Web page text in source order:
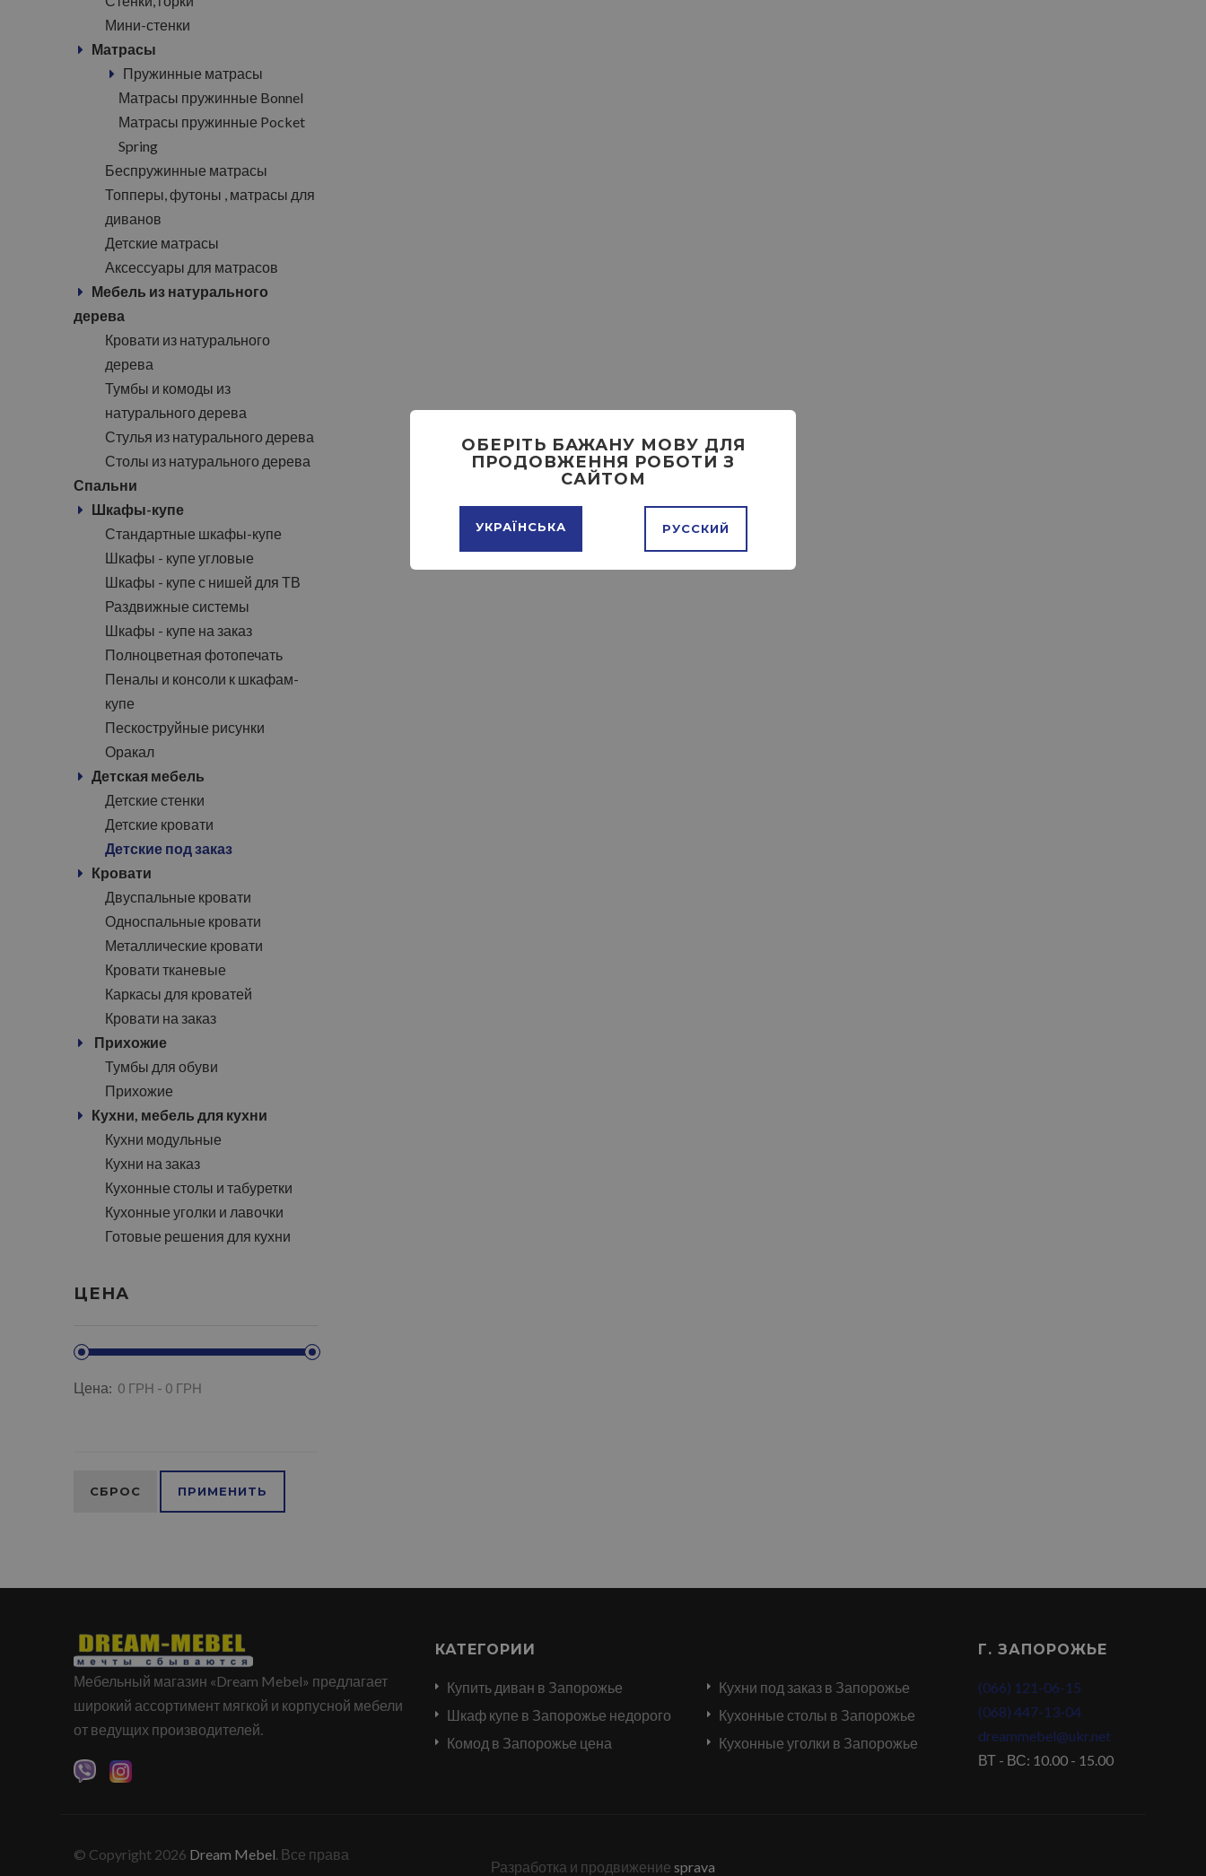
Мини-стенки
Матрасы
Пружинные матрасы
Матрасы пружинные Bonnel
Матрасы пружинные Pocket
Spring
Беспружинные матрасы
Топперы, футоны , матрасы для
диванов
Детские матрасы
Аксессуары для матрасов
Мебель из натурального
дерева
Кровати из натурального
дерева
Тумбы и комоды из
натурального дерева
Стулья из натурального дерева
Столы из натурального дерева
Спальни
Шкафы-купе
Стандартные шкафы-купе
Шкафы - купе угловые
Шкафы - купе с нишей для ТВ
Раздвижные системы
Шкафы - купе на заказ
Полноцветная фотопечать
Пеналы и консоли к шкафам-
купе
Пескоструйные рисунки
Оракал
Детская мебель
Детские стенки
Детские кровати
Детские под заказ
Кровати
Двуспальные кровати
Односпальные кровати
Металлические кровати
Кровати тканевые
Каркасы для кроватей
Кровати на заказ
Прихожие
Тумбы для обуви
Прихожие
Кухни, мебель для кухни
Кухни модульные
Кухни на заказ
Кухонные столы и табуретки
Кухонные уголки и лавочки
Готовые решения для кухни
ЦЕНА
Цена:
СБРОС ПРИМЕНИТЬ
Мебельный магазин «Dream Mebel» предлагает
широкий ассортимент мягкой и корпусной мебели
от ведущих производителей.
КАТЕГОРИИ
Купить диван в Запорожье
Шкаф купе в Запорожье недорого
Комод в Запорожье цена
Кухни под заказ в Запорожье
Кухонные столы в Запорожье
Кухонные уголки в Запорожье
Г. ЗАПОРОЖЬЕ
(066) 121-06-15
(068) 447-13-04
dreammebel@ukr.net
ВТ - ВС: 10.00 - 15.00
© Copyright 2026 Dream Mebel. Все права
Разработка и продвижение sprava
ОБЕРІТЬ БАЖАНУ МОВУ ДЛЯ
ПРОДОВЖЕННЯ РОБОТИ З
САЙТОМ
УКРАЇНСЬКА РУССКИЙ